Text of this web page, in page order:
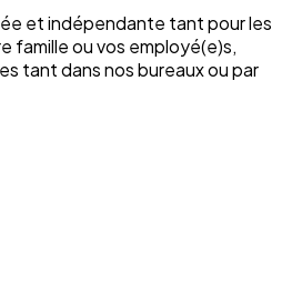
et indépendante tant pour les
famille ou vos employé(e)s,
tant dans nos bureaux ou par